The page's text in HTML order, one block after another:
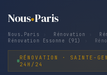
Nous Paris
Nous.Paris Rénovation
Rénovation Essonne (91)
RÉNOVATION · SAINTE-
24H/24